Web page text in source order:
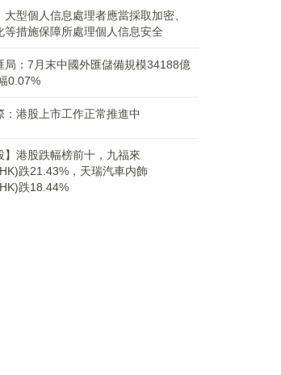
大型個人信息處理者應當採取加密、
等措施保障所處理個人信息安全
局：7月末中國外匯儲備規模34188億
0.07%
：港股上市工作正常推進中
】港股跌幅榜前十，九福來
跌21.43%，天瑞汽車内飾
跌18.44%